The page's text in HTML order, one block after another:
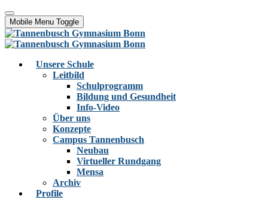
Mobile Menu Toggle
Unsere Schule
Leitbild
Schulprogramm
Bildung und Gesundheit
Info-Video
Über uns
Konzepte
Campus Tannenbusch
Neubau
Virtueller Rundgang
Mensa
Archiv
Profile